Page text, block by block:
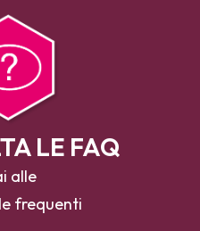
LE FAQ
alle
frequenti